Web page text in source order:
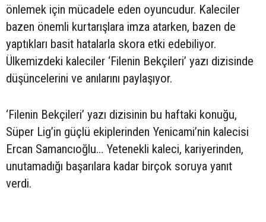
önlemek için mücadele eden oyuncudur. Kaleciler
bazen önemli kurtarışlara imza atarken, bazen de
yaptıkları basit hatalarla skora etki edebiliyor.
Ülkemizdeki kaleciler ‘Filenin Bekçileri’ yazı dizisinde
düşüncelerini ve anılarını paylaşıyor.
‘Filenin Bekçileri’ yazı dizisinin bu haftaki konuğu,
Süper Lig’in güçlü ekiplerinden Yenicami’nin kalecisi
Ercan Samancıoğlu… Yetenekli kaleci, kariyerinden,
unutamadığı başarılara kadar birçok soruya yanıt
verdi.